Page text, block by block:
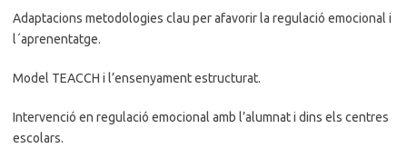
Adaptacions metodologies clau per afavorir la regulació emocional i
l´aprenentatge.
Model TEACCH i l’ensenyament estructurat.
Intervenció en regulació emocional amb l’alumnat i dins els centres
escolars.